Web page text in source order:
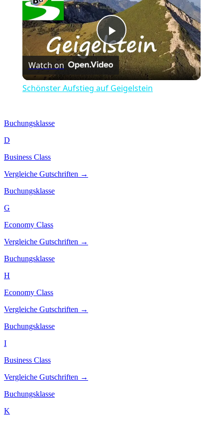
Play
Video
Watch on
Schönster Aufstieg auf Geigelstein
Buchungsklasse
D
Business Class
Vergleiche Gutschriften →
Buchungsklasse
G
Economy Class
Vergleiche Gutschriften →
Buchungsklasse
H
Economy Class
Vergleiche Gutschriften →
Buchungsklasse
I
Business Class
Vergleiche Gutschriften →
Buchungsklasse
K